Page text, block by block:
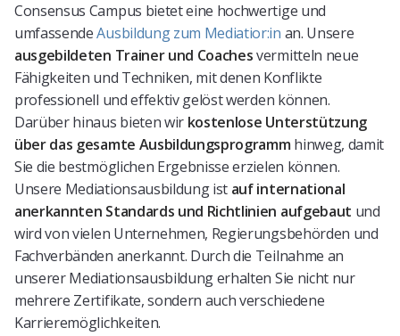
Consensus Campus bietet eine hochwertige und
umfassendeAusbildung zum Mediatior:in an. Unsere
ausgebildeten Trainer und Coachesvermitteln neue
Fähigkeiten und Techniken, mit denen Konflikte
professionell und effektiv gelöst werden können.
Darüber hinaus bieten wir kostenlose Unterstützung
über das gesamte Ausbildungsprogrammhinweg, damit
Sie die bestmöglichen Ergebnisse erzielen können.
Unsere Mediationsausbildung ist auf international
anerkannten Standards und Richtlinien aufgebaut und
wird von vielen Unternehmen, Regierungsbehörden und
Fachverbänden anerkannt. Durch die Teilnahme an
unserer Mediationsausbildung erhalten Sie nicht nur
mehrere Zertifikate, sondern auch verschiedene
Karrieremöglichkeiten.